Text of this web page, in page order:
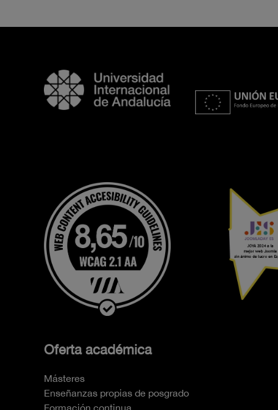
Oferta académica
Másteres
Enseñanzas propias de posgrado
Formación continua